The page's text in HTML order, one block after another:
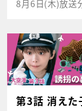
8月6日(木)放送
第3話 消えた